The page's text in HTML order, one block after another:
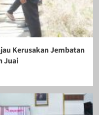
Kerusakan Jembatan
Juai